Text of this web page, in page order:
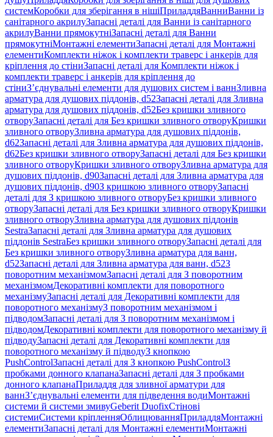
системКоробки для зберігання в нішіПриладдяВанниВанни із
санітарного акрилуЗапасні деталі для Ванни із санітарного
акрилуВанни прямокутніЗапасні деталі для Ванни
прямокутніМонтажні елементиЗапасні деталі для Монтажні
елементиКомплекти ніжок і комплекти траверс і анкерів для
кріплення до стіниЗапасні деталі для Комплекти ніжок і
комплекти траверс і анкерів для кріплення до
стіниЗ’єднувальні елементи для душових систем і ваннЗливна
арматура для душових піддонів, d52Запасні деталі для Зливна
арматура для душових піддонів, d52Без кришки зливного
отворуЗапасні деталі для Без кришки зливного отворуКришки
зливного отворуЗливна арматура для душових піддонів,
d62Запасні деталі для Зливна арматура для душових піддонів,
d62Без кришки зливного отворуЗапасні деталі для Без кришки
зливного отворуКришки зливного отворуЗливна арматура для
душових піддонів, d90Запасні деталі для Зливна арматура для
душових піддонів, d90З кришкою зливного отворуЗапасні
деталі для З кришкою зливного отворуБез кришки зливного
отворуЗапасні деталі для Без кришки зливного отворуКришки
зливного отворуЗливна арматура для душових піддонів
SestraЗапасні деталі для Зливна арматура для душових
піддонів SestraБез кришки зливного отворуЗапасні деталі для
Без кришки зливного отворуЗливна арматура для ванн,
d52Запасні деталі для Зливна арматура для ванн, d52З
поворотним механізмомЗапасні деталі для З поворотним
механізмомДекоративні комплекти для поворотного
механізмуЗапасні деталі для Декоративні комплекти для
поворотного механізмуЗ поворотним механізмом і
підводомЗапасні деталі для З поворотним механізмом і
підводомДекоративні комплекти для поворотного механізму й
підводуЗапасні деталі для Декоративні комплекти для
поворотного механізму й підводуЗ кнопкою
PushControlЗапасні деталі для З кнопкою PushControlЗ
пробками донного клапанаЗапасні деталі для З пробками
донного клапанаПриладдя для зливної арматури для
ваннЗ’єднувальні елементи для підведення водиМонтажні
системи й системи змивуGeberit DuofixСтінові
системиСистеми кріпленняОблицюванняПриладдяМонтажні
елементиЗапасні деталі для Монтажні елементиМонтажні